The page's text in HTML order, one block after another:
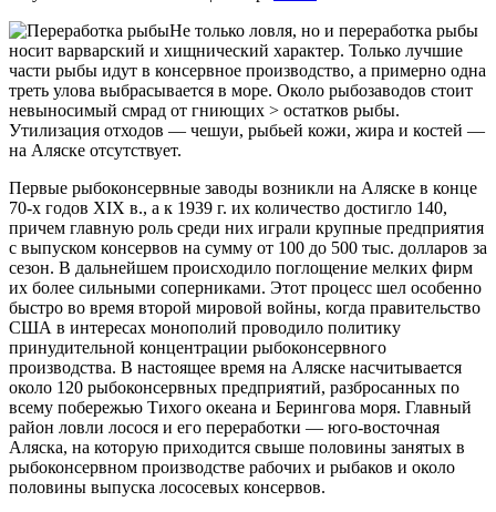
Не только ловля, но и переработка рыбы
носит варварский и хищнический характер. Только лучшие
части рыбы идут в консервное производство, а примерно одна
треть улова выбрасывается в море. Около рыбозаводов стоит
невыносимый смрад от гниющих > остатков рыбы.
Утилизация отходов — чешуи, рыбьей кожи, жира и костей —
на Аляске отсутствует.
Первые рыбоконсервные заводы возникли на Аляске в конце
70-х годов XIX в., а к 1939 г. их количество достигло 140,
причем главную роль среди них играли крупные предприятия
с выпуском консервов на сумму от 100 до 500 тыс. долларов за
сезон. В дальнейшем происходило поглощение мелких фирм
их более сильными соперниками. Этот процесс шел особенно
быстро во время второй мировой войны, когда правительство
США в интересах монополий проводило политику
принудительной концентрации рыбоконсервного
производства. В настоящее время на Аляске насчитывается
около 120 рыбоконсервных предприятий, разбросанных по
всему побережью Тихого океана и Берингова моря. Главный
район ловли лосося и его переработки — юго-восточная
Аляска, на которую приходится свыше половины занятых в
рыбоконсервном производстве рабочих и рыбаков и около
половины выпуска лососевых консервов.